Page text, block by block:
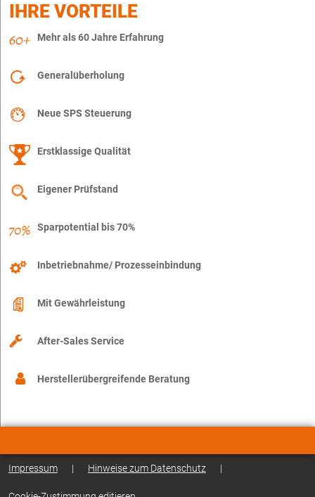
IHRE VORTEILE
Mehr als 60 Jahre Erfahrung
Generalüberholung
Neue SPS Steuerung
Erstklassige Qualität
Eigener Prüfstand
Sparpotential bis 70%
Inbetriebnahme/ Prozesseinbindung
Mit Gewährleistung
After-Sales Service
Herstellerübergreifende Beratung
Impressum | Hinweise zum Datenschutz |